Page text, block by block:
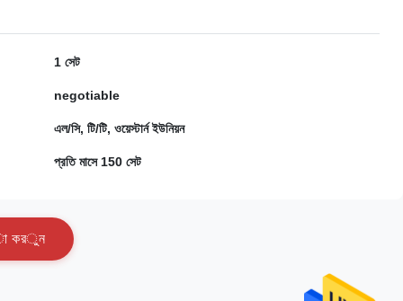
1 সেট
negotiable
এল/সি, টি/টি, ওয়েস্টার্ন ইউনিয়ন
প্রতি মাসে 150 সেট
করুন